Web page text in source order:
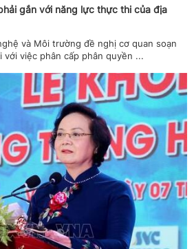
gắn với năng lực thực thi của địa
và Môi trường đề nghị cơ quan soạn
việc phân cấp phân quyền ...